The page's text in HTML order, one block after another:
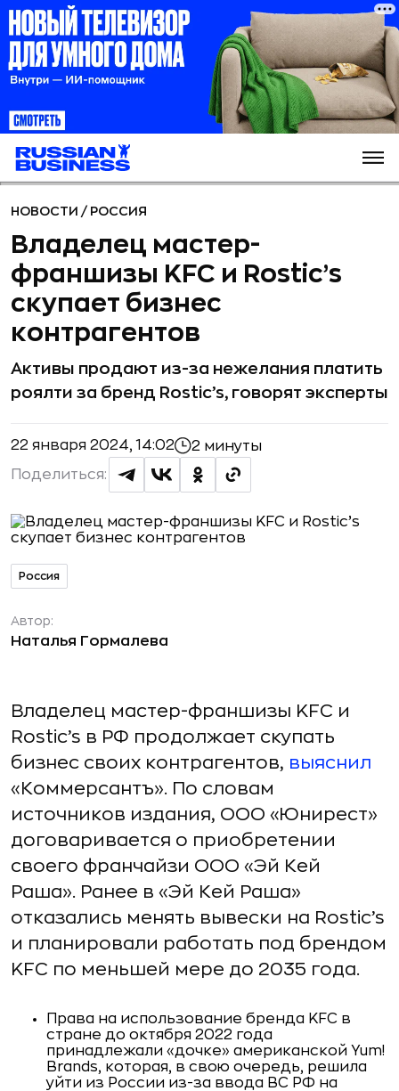
НОВОСТИ / РОССИЯ
Владелец мастер-
франшизы KFC и Rostic’s
скупает бизнес
контрагентов
Активы продают из-за нежелания платить
роялти за бренд Rostic’s, говорят эксперты
22 января 2024, 14:02 2 минуты
Поделиться:
Россия
Автор:
Наталья Гормалева
Владелец мастер-франшизы KFC и
Rostic’s в РФ продолжает скупать
бизнес своих контрагентов, выяснил
«Коммерсантъ». По словам
источников издания, ООО «Юнирест»
договаривается о приобретении
своего франчайзи ООО «Эй Кей
Раша». Ранее в «Эй Кей Раша»
отказались менять вывески на Rostic’s
и планировали работать под брендом
KFC по меньшей мере до 2035 года.
Права на использование бренда KFC в
стране до октября 2022 года
принадлежали «дочке» американской Yum!
Brands, которая, в свою очередь, решила
уйти из России из-за ввода ВС РФ на